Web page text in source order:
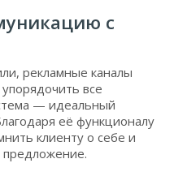
с
рекламные каналы
все
— идеальный
её функционалу
клиенту о себе и